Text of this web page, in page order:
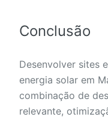
Conclusão
Desenvolver sites
energia solar em
combinação de
relevante,